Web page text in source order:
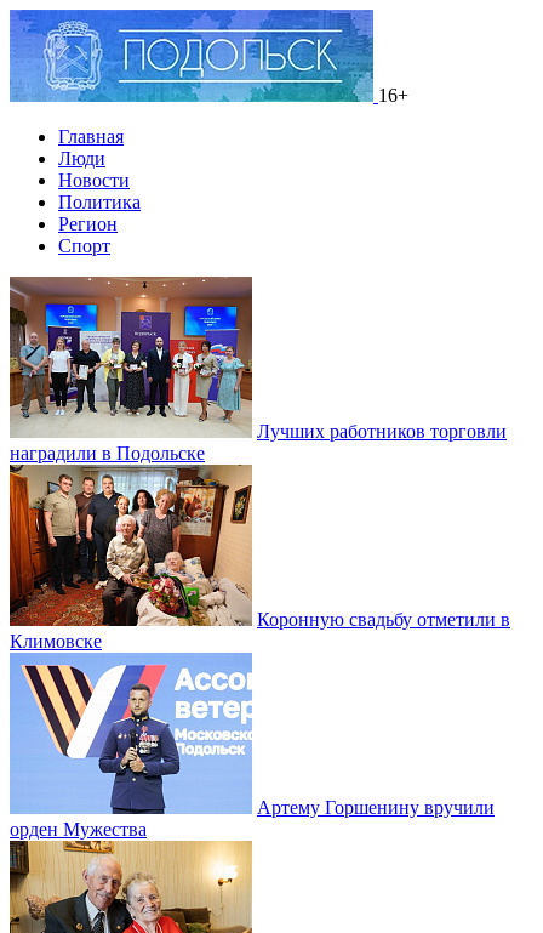
16+
Главная
Люди
Новости
Политика
Регион
Спорт
Лучших работников торговли
наградили в Подольске
Коронную свадьбу отметили в
Климовске
Артему Горшенину вручили
орден Мужества